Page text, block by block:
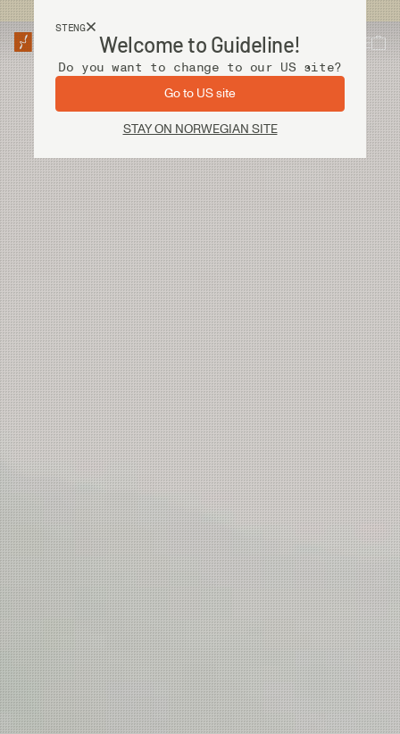
STENG
Welcome to Guideline!
Do you want to change to our US site?
Go to US site
STAY ON NORWEGIAN SITE